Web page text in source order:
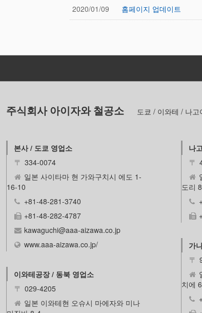
2020/01/09 홈페이지 업데이트
주식회사 아이자와 철공소 도쿄 / 이와테 / 나
본사 / 도쿄 영업소
〒 334-0074
일본 사이타마 현 가와구치시 에도 1-
16-10
+81-48-281-3740
+81-48-282-4787
kawaguchi@aaa-aizawa.co.jp
www.aaa-aizawa.co.jp/
이와테공장 / 동북 영업소
〒 029-4205
일본 이와테현 오슈시 마에자와 미나
나
〒
도리
가
〒
치에